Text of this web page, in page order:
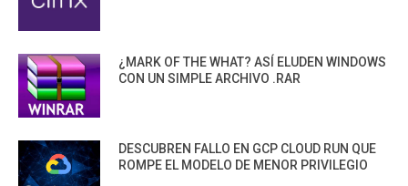
¿MARK OF THE WHAT? ASÍ ELUDEN WINDOWS
CON UN SIMPLE ARCHIVO .RAR
DESCUBREN FALLO EN GCP CLOUD RUN QUE
ROMPE EL MODELO DE MENOR PRIVILEGIO